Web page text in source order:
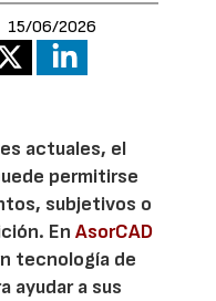
15/06/2026
actuales, el
permitirse
subjetivos o
EnAsorCAD
tecnología de
ayudar a sus